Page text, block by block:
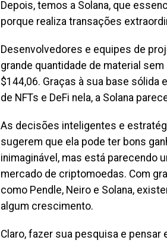
Depois, temos a Solana, que
porque realiza transações
Desenvolvedores e equipes de
grande quantidade de material
$144,06. Graças à sua base
de NFTs e DeFi nela, a Solana
As decisões inteligentes e
sugerem que ela pode ter bons
inimaginável, mas está parecendo
mercado de criptomoedas. Com
como Pendle, Neiro e Solana,
algum crescimento.
Claro, fazer sua pesquisa e